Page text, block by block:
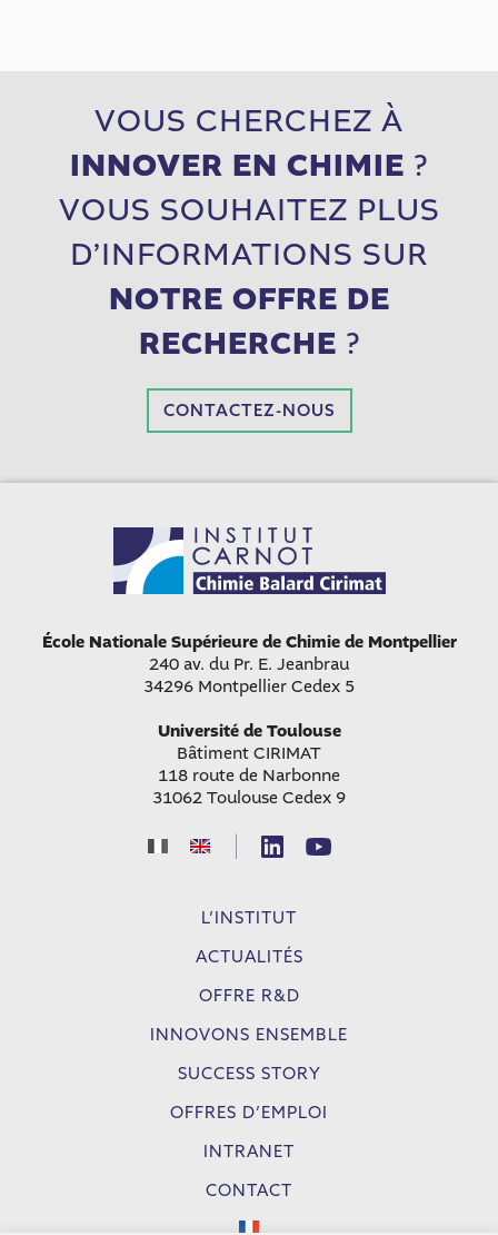
VOUS CHERCHEZ À
INNOVER EN CHIMIE ?
VOUS SOUHAITEZ PLUS
D’INFORMATIONS SUR
NOTRE OFFRE DE
RECHERCHE ?
CONTACTEZ-NOUS
École Nationale Supérieure de Chimie de Montpellier
240 av. du Pr. E. Jeanbrau
34296 Montpellier Cedex 5
Université de Toulouse
Bâtiment CIRIMAT
118 route de Narbonne
31062 Toulouse Cedex 9
|
L’INSTITUT
ACTUALITÉS
OFFRE R&D
INNOVONS ENSEMBLE
SUCCESS STORY
OFFRES D’EMPLOI
INTRANET
CONTACT